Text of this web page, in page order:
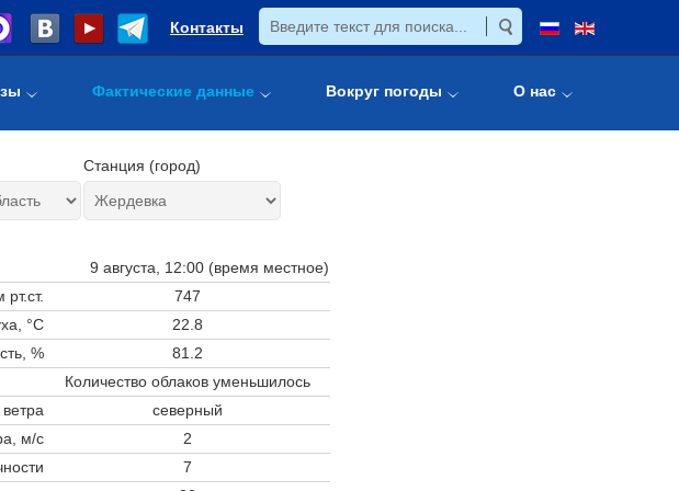
Контакты
Фактические данные Вокруг погоды О нас
Станция (город)
9 августа, 12:00 (время местное)
рт.ст.
747
°C
22.8
%
81.2
Количество облаков уменьшилось
северный
м/с
2
7